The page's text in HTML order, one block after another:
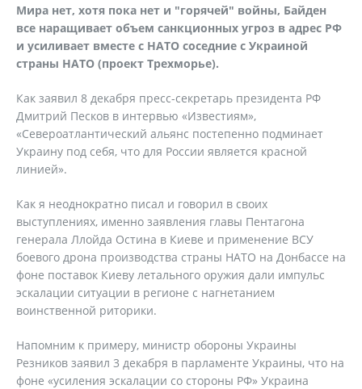
Мира нет, хотя пока нет и "горячей" войны, Байден
все наращивает объем санкционных угроз в адрес РФ
и усиливает вместе с НАТО соседние с Украиной
страны НАТО (проект Трехморье).
Как заявил 8 декабря пресс-секретарь президента РФ
Дмитрий Песков в интервью «Известиям»,
«Североатлантический альянс постепенно подминает
Украину под себя, что для России является красной
линией».
Как я неоднократно писал и говорил в своих
выступлениях, именно заявления главы Пентагона
генерала Ллойда Остина в Киеве и применение ВСУ
боевого дрона производства страны НАТО на Донбассе на
фоне поставок Киеву летального оружия дали импульс
эскалации ситуации в регионе с нагнетанием
воинственной риторики.
Напомним к примеру, министр обороны Украины
Резников заявил 3 декабря в парламенте Украины, что на
фоне «усиления эскалации со стороны РФ» Украина